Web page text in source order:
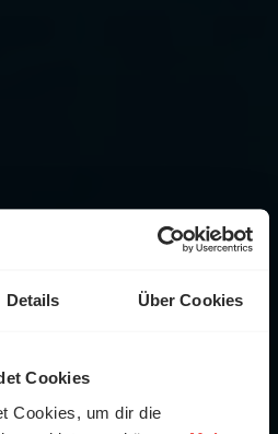
Details Über Cookies
Cookies
Cookies, um dir die